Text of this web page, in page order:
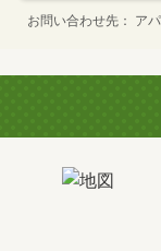
お問い合わせ先 ア